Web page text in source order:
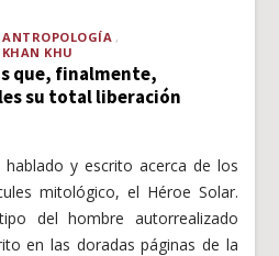
ANTROPOLOGÍA
KHAN KHU
que, finalmente,
su total liberación
y escrito acerca de los
mitológico, el Héroe Solar.
del hombre autorrealizado
en las doradas páginas de la